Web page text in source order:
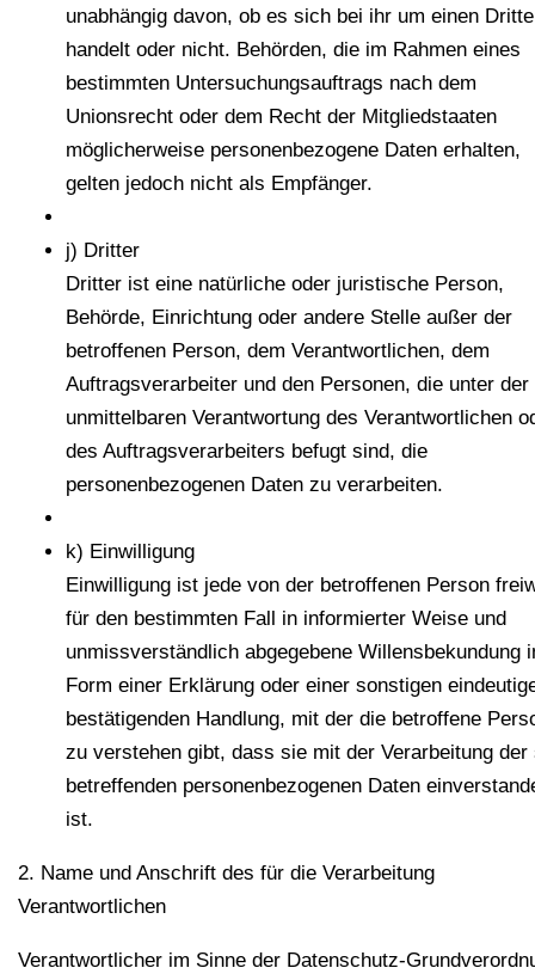
unabhängig davon, ob es sich bei ihr um einen
handelt oder nicht. Behörden, die im Rahmen eines
bestimmten Untersuchungsauftrags nach dem
Unionsrecht oder dem Recht der Mitgliedstaaten
möglicherweise personenbezogene Daten erhalten,
gelten jedoch nicht als Empfänger.
j) Dritter
Dritter ist eine natürliche oder juristische Person,
Behörde, Einrichtung oder andere Stelle außer der
betroffenen Person, dem Verantwortlichen, dem
Auftragsverarbeiter und den Personen, die unter der
unmittelbaren Verantwortung des Verantwortlichen
des Auftragsverarbeiters befugt sind, die
personenbezogenen Daten zu verarbeiten.
k) Einwilligung
Einwilligung ist jede von der betroffenen Person
für den bestimmten Fall in informierter Weise und
unmissverständlich abgegebene Willensbekundung
Form einer Erklärung oder einer sonstigen
bestätigenden Handlung, mit der die betroffene
zu verstehen gibt, dass sie mit der Verarbeitung der
betreffenden personenbezogenen Daten
ist.
2. Name und Anschrift des für die Verarbeitung
Verantwortlichen
Verantwortlicher im Sinne der Datenschutz-